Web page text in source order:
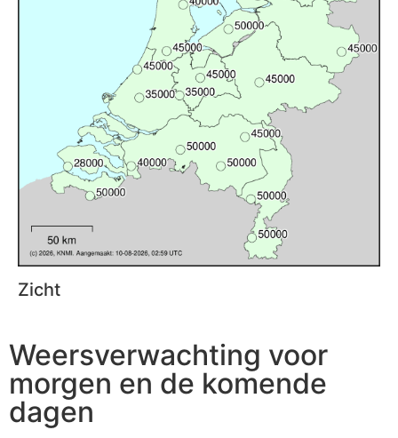
Zicht
Weersverwachting voor
morgen en de komende
dagen